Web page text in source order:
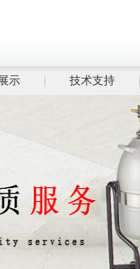
示 技术支持